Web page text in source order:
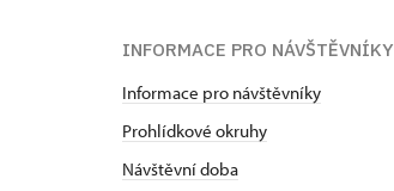
INFORMACE PRO NÁVŠTĚVNÍKY
Informace pro návštěvníky
Prohlídkové okruhy
Návštěvní doba